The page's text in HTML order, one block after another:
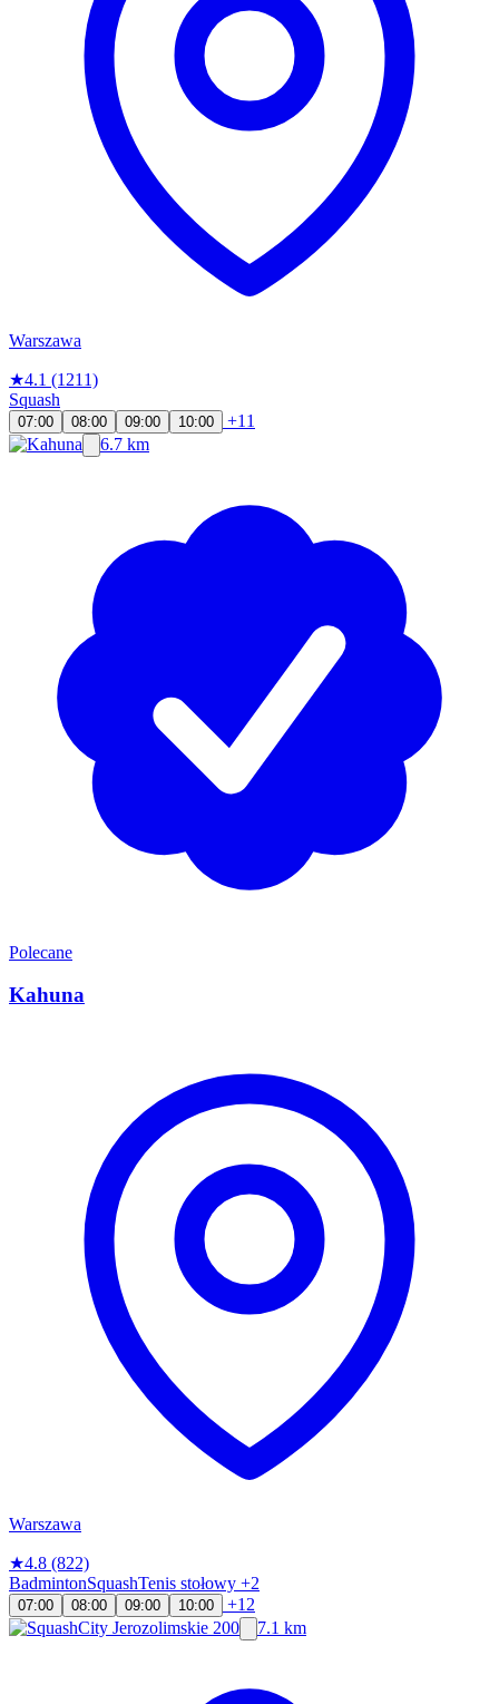
Warszawa
★4.1 (1211)
Squash
07:00 08:00 09:00 10:00
+11
6.7 km
Polecane
Kahuna
Warszawa
★4.8 (822)
BadmintonSquashTenis stołowy +2
07:00 08:00 09:00 10:00
+12
7.1 km